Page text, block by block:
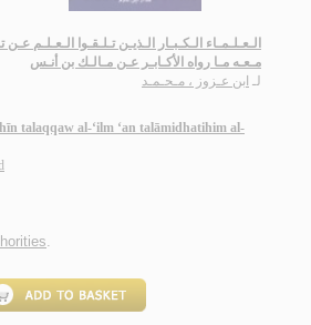
الـعـلـمـاء الـكـبـار الـذيـن تـلـقـوا الـعـلـم
مـعـه مـا رواه الأكـابـر عـن مـالـك بن أنـس
لـ ابن عـزوز ، مـحـمـد
talaqqaw al-‘ilm ‘an talāmidhatihim al-
.